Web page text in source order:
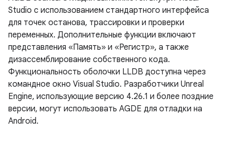
Studio с использованием стандартного интерфейса
для точек останова, трассировки и проверки
переменных. Дополнительные функции включают
представления «Память» и «Регистр», а также
дизассемблирование собственного кода.
Функциональность оболочки LLDB доступна через
командное окно Visual Studio. Разработчики Unreal
Engine, использующие версию 4.26.1 и более поздние
версии, могут использовать AGDE для отладки на
Android.